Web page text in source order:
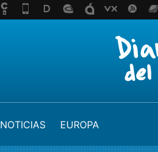
NOTICIAS EUROPA